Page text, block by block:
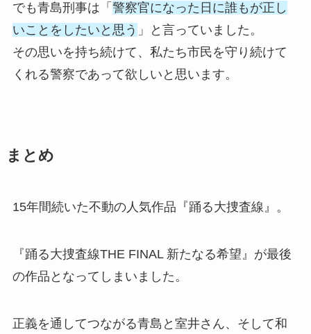
でも青島刑事は「 警察官になった日に誰もが正し
いことをしたいと思う 」と言っていました。
その思いを持ち続けて、私たち市民を守り続けて
くれる警察であって欲しいと思います。
まとめ
15年間続いた不動の人気作品『踊る大捜査線』。
『踊る大捜査線THE FINAL 新たなる希望』が最後
の作品となってしまいました。
正義を通してつながる青島と室井さん、そして和